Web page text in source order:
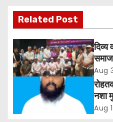
t
n
a
Related Post
दिव्य
Aug
नशा
Aug